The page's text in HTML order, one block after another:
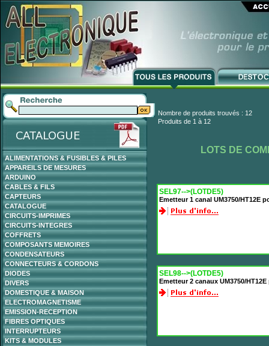
ALIMENTATIONS & FUSIBLES & PILES
APPAREILS DE MESURES
ARDUINO
CABLES & FILS
CAPTEURS
CATALOGUE
CIRCUITS-IMPRIMES
CIRCUITS-INTEGRES
COFFRETS
COMPOSANTS MEMOIRES
CONDENSATEURS
CONNECTEURS & CORDONS
DIODES
DIVERS
DOMESTIQUE & MAISON
ELECTROMAGNETISME
EMISSION-RECEPTION
FIBRES OPTIQUES
INTERRUPTEURS
KITS & MODULES
Nombre de produits trouvés : 12
Produits de 1 à 12
LOTS DE
SEL97-->(LOTDE5)
Emetteur 1 canal UM3750/HT12E
SEL98-->(LOTDE5)
Emetteur 2 canaux UM3750/